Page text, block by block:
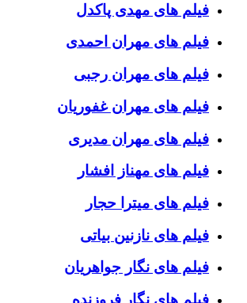
فیلم های مهدی پاکدل
فیلم های مهران احمدی
فیلم های مهران رجبی
فیلم های مهران غفوریان
فیلم های مهران مدیری
فیلم های مهناز افشار
فیلم های میترا حجار
فیلم های نازنین بیاتی
فیلم های نگار جواهریان
فیلم های نگار فروزنده